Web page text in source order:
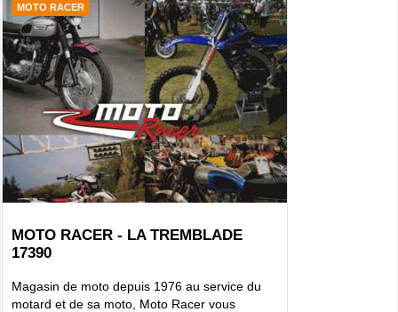
MOTO RACER
MOTO RACER - LA TREMBLADE
17390
Magasin de moto depuis 1976 au service du
motard et de sa moto, Moto Racer vous